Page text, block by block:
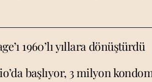
1960’lı yıllara dönüştürdü
başlıyor, 3 milyon kondom